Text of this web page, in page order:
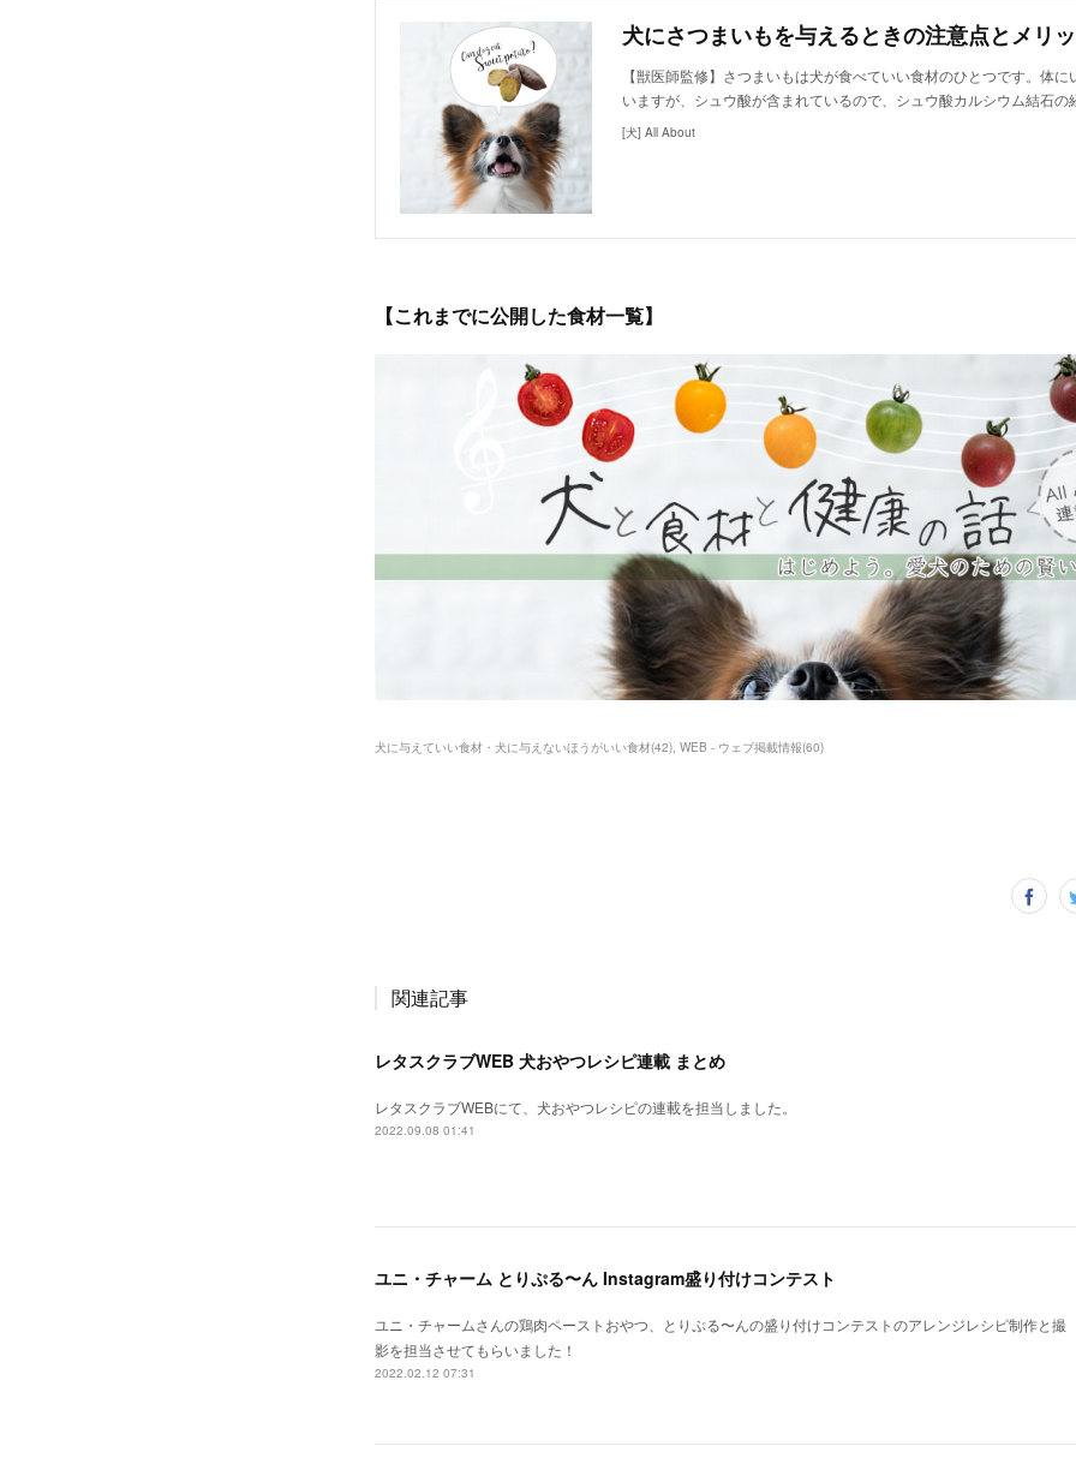
犬にさつまいもを与えるときの注意点とメリ
【獣医師監修】さつまいもは犬が食べていい食材のひとつです。体
いますが、シュウ酸が含まれているので、シュウ酸カルシウム結石
[犬] All About
【これまでに公開した食材一覧】
犬に与えていい食材・犬に与えないほうがいい食材(42) WEB - ウェブ掲載情報(60)
関連記事
レタスクラブWEB 犬おやつレシピ連載 まとめ
レタスクラブWEBにて、犬おやつレシピの連載を担当しました。
2022.09.08 01:41
ユニ・チャーム とりぷる〜ん Instagram盛り付けコンテスト
ユニ・チャームさんの鶏肉ペーストおやつ、とりぷる〜んの盛り付けコンテストのアレンジレシピ制作と撮
影を担当させてもらいました！
2022.02.12 07:31